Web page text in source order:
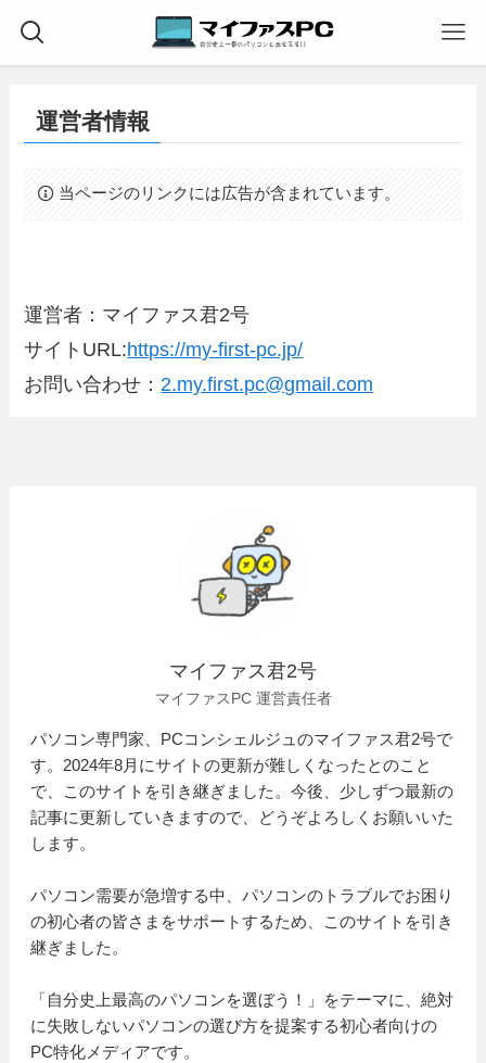
運営者情報
当ページのリンクには広告が含まれています。
運営者：マイファス君2号
サイトURL:https://my-first-pc.jp/
お問い合わせ： 2.my.first.pc@gmail.com
マイファス君2号
マイファスPC 運営責任者
パソコン専門家、PCコンシェルジュのマイファス君2号で
す。2024年8月にサイトの更新が難しくなったとのこと
で、このサイトを引き継ぎました。今後、少しずつ最新の
記事に更新していきますので、どうぞよろしくお願いいた
します。
パソコン需要が急増する中、パソコンのトラブルでお困り
の初心者の皆さまをサポートするため、このサイトを引き
継ぎました。
「自分史上最高のパソコンを選ぼう！」をテーマに、絶対
に失敗しないパソコンの選び方を提案する初心者向けの
PC特化メディアです。